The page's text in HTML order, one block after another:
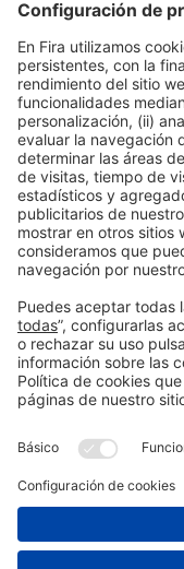
Mar 2
Innovation
Acceso
Leer más